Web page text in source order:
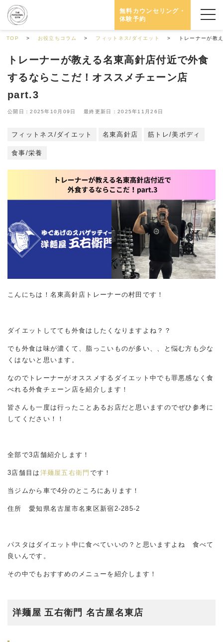
無料カウンセリング・
体験予約
TOP お役立ちコラム フィットネス/ダイエット トレーナーが教
トレーナーが教える名東高針店付近で外食
するならここだ！オススメチェーン店
part.3
公開日：2025年10月09日 最終更新日：2025年11月26日
フィットネス/ダイエット 名東高針店 筋トレ/美ボディ
食事/栄養
こんにちは！名東高針店トレーナーの村田です！
ダイエットしてても外食はしたくなりますよね？？
でも外食は味が濃くて、脂っこいものが多い、、と悩む方も少な
くはないと思います。
なのでトレーナーがオススメするダイエット中でも罪悪感なく食
べれる外食チェーン店を紹介します！
皆さんも一度は行ったことあるお店だと思いますのでぜひ参考に
してください！！
全部で3店舗紹介します！
3店舗目は 洋麺屋五右衛門 です！
当ジムから車で4分のところにあります！
住所 愛知県名古屋市名東区新宿2-285-2
パスタはダイエット中に食べていいの？と思いますよね 食べて
良いんです。
その中でもおすすめのメニューを紹介します！
洋麺屋 五右衛門 名古屋名東店